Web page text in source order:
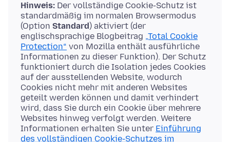
Hinweis: Der vollständige Cookie-Schutz ist
standardmäßig im normalen Browsermodus
(Option Standard ) aktiviert (der
englischsprachige Blogbeitrag „Total Cookie
Protection“ von Mozilla enthält ausführliche
Informationen zu dieser Funktion). Der Schutz
funktioniert durch die Isolation jedes Cookies
auf der ausstellenden Website, wodurch
Cookies nicht mehr mit anderen Websites
geteilt werden können und damit verhindert
wird, dass Sie durch ein Cookie über mehrere
Websites hinweg verfolgt werden. Weitere
Informationen erhalten Sie unter Einführung
des vollständigen Cookie-Schutzes im